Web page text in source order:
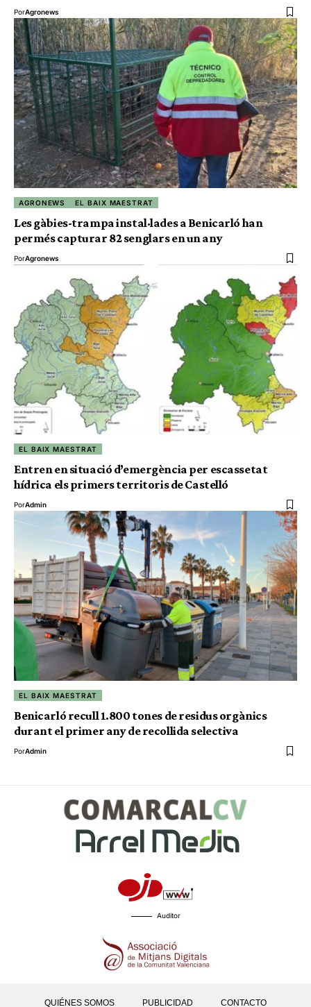
PorAgronews
AGRONEWS EL BAIX MAESTRAT
Les gàbies-trampa instal·lades a Benicarló han
permés capturar 82 senglars en un any
PorAgronews
EL BAIX MAESTRAT
Entren en situació d’emergència per escassetat
hídrica els primers territoris de Castelló
PorAdmin
EL BAIX MAESTRAT
Benicarló recull 1.800 tones de residus orgànics
durant el primer any de recollida selectiva
PorAdmin
Auditor
QUIÉNES SOMOS PUBLICIDAD CONTACTO